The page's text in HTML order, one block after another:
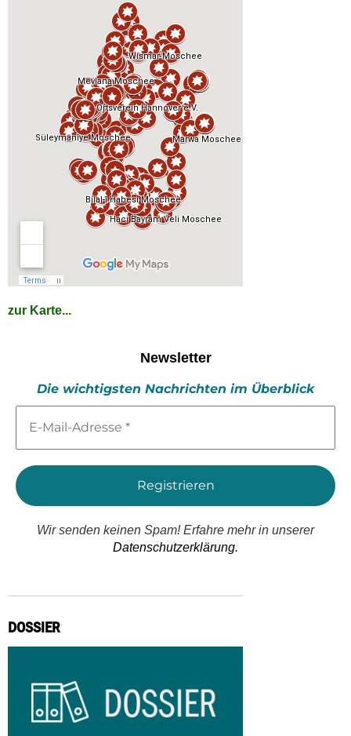
zur Karte...
Newsletter
Die wichtigsten Nachrichten im Überblick
Mail-
*
Wir senden keinen Spam! Erfahre mehr in unserer
Datenschutzerklärung.
DOSSIER